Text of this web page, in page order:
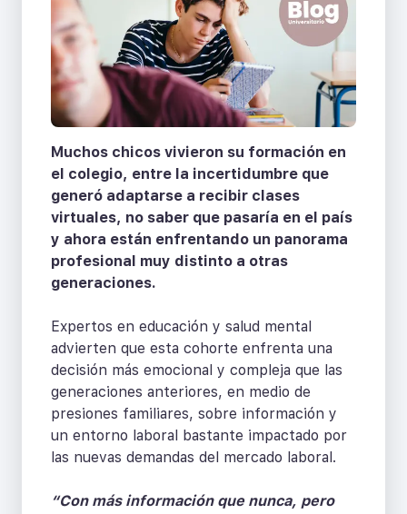
Muchos chicos vivieron su formación en
el colegio, entre la incertidumbre que
generó adaptarse a recibir clases
virtuales, no saber que pasaría en el país
y ahora están enfrentando un panorama
profesional muy distinto a otras
generaciones.
Expertos en educación y salud mental
advierten que esta cohorte enfrenta una
decisión más emocional y compleja que las
generaciones anteriores, en medio de
presiones familiares, sobre información y
un entorno laboral bastante impactado por
las nuevas demandas del mercado laboral.
“Con más información que nunca, pero